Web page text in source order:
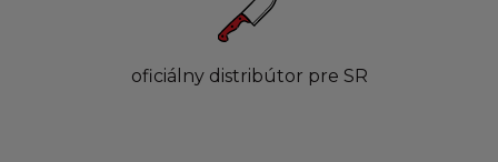
oficiálny distribútor pre SR